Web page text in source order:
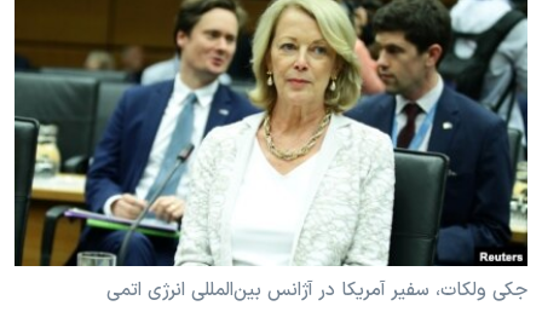
فرهنگ و زندگی
حقوق شهروندی
اقتصادی
علم و فناوری
اسرائیل در جنگ
گالری عکس
آرشیو پخش زنده
مستندها
انتخابات ریاست جمهوری آمریکا ۲۰۲۴
حمله جمهوری اسلامی به اسرائیل
رمز مهسا
ورزش زنان در ایران
اعتراضات زن، زندگی، آزادی
مجموعه مستندهای دادخواهی
دنبال کنید
زبانهای مختلف
جکی ولکات، سفیر آمریکا در آژانس بین‌المللی انرژی اتمی